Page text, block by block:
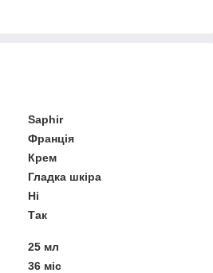
Saphir
Франція
Крем
Гладка шкіра
Ні
Так
25 мл
36 міс